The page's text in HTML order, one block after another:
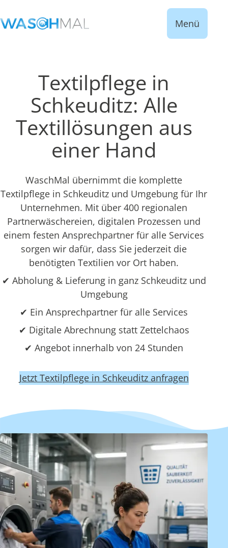
Menü
Textilpflege in
Schkeuditz: Alle
Textillösungen aus
einer Hand
WaschMal übernimmt die komplette
Textilpflege in Schkeuditz und Umgebung für Ihr
Unternehmen. Mit über 400 regionalen
Partnerwäschereien, digitalen Prozessen und
einem festen Ansprechpartner für alle Services
sorgen wir dafür, dass Sie jederzeit die
benötigten Textilien vor Ort haben.
✔ Abholung & Lieferung in ganz Schkeuditz und
Umgebung
✔ Ein Ansprechpartner für alle Services
✔ Digitale Abrechnung statt Zettelchaos
✔ Angebot innerhalb von 24 Stunden
Jetzt Textilpflege in Schkeuditz anfragen